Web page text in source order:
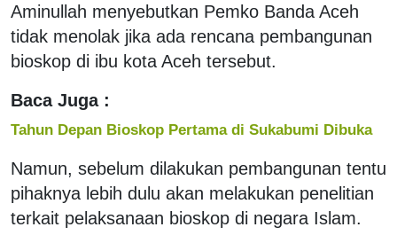
Aminullah menyebutkan Pemko Banda Aceh
tidak menolak jika ada rencana pembangunan
bioskop di ibu kota Aceh tersebut.
Baca Juga :
Tahun Depan Bioskop Pertama di Sukabumi Dibuka
Namun, sebelum dilakukan pembangunan tentu
pihaknya lebih dulu akan melakukan penelitian
terkait pelaksanaan bioskop di negara Islam.